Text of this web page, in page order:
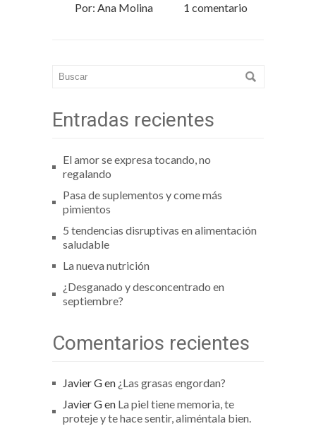
Por: Ana Molina
1 comentario
Entradas recientes
El amor se expresa tocando, no
regalando
Pasa de suplementos y come más
pimientos
5 tendencias disruptivas en alimentación
saludable
La nueva nutrición
¿Desganado y desconcentrado en
septiembre?
Comentarios recientes
Javier Gen ¿Las grasas engordan?
Javier Gen La piel tiene memoria, te
proteje y te hace sentir, aliméntala bien.